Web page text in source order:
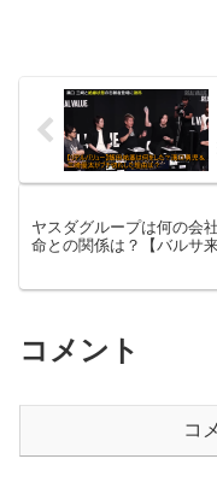
ヤスダグループは何の会
命との関係は？【バルサ来
コメント
コ